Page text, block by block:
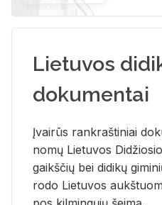
Lietuvos
dokumentai
Įvai­rūs rank­raš­ti­niai
no­mų Lie­tu­vos
gaikš­čių bei di­di­kų
ro­do Lie­tu­vos